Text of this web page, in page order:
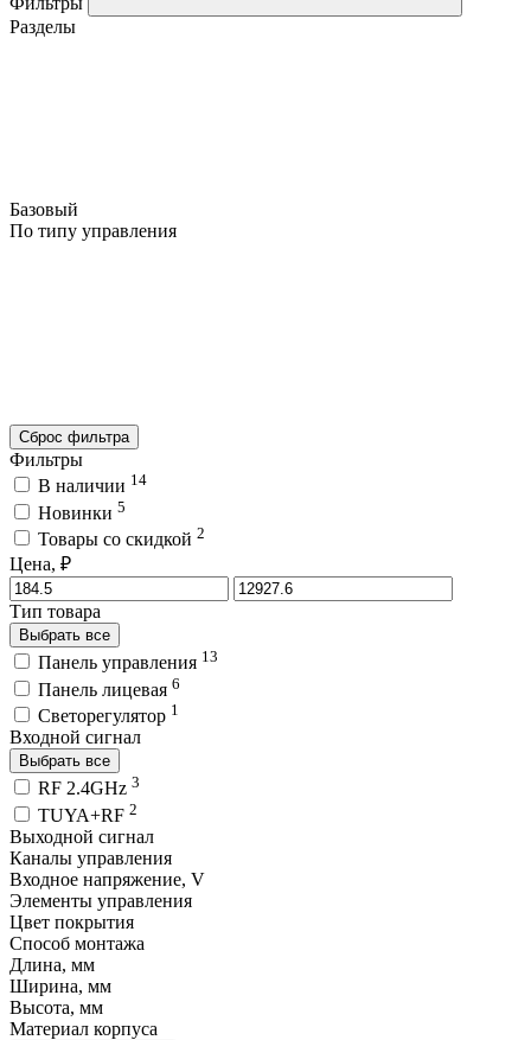
Разделы
Базовый
По типу управления
Сброс фильтра
Фильтры
В наличии 14
Новинки 5
Товары со скидкой 2
Цена, ₽
Тип товара
Выбрать все
Панель управления 13
Панель лицевая 6
Светорегулятор 1
Входной сигнал
Выбрать все
RF 2.4GHz 3
TUYA+RF 2
Выходной сигнал
Каналы управления
Входное напряжение, V
Элементы управления
Цвет покрытия
Способ монтажа
Длина, мм
Ширина, мм
Высота, мм
Материал корпуса